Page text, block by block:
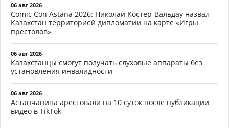
06 авг 2026
Comic Con Astana 2026: Николай Костер-Вальдау назвал
Казахстан территорией дипломатии на карте «Игры
престолов»
06 авг 2026
Казахстанцы смогут получать слуховые аппараты без
установления инвалидности
06 авг 2026
Астанчанина арестовали на 10 суток после публикации
видео в TikTok